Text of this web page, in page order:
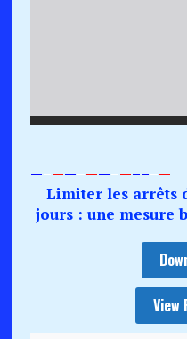
—–——–——–—–––—
Limiter les arrêts
jours : une mesure
View